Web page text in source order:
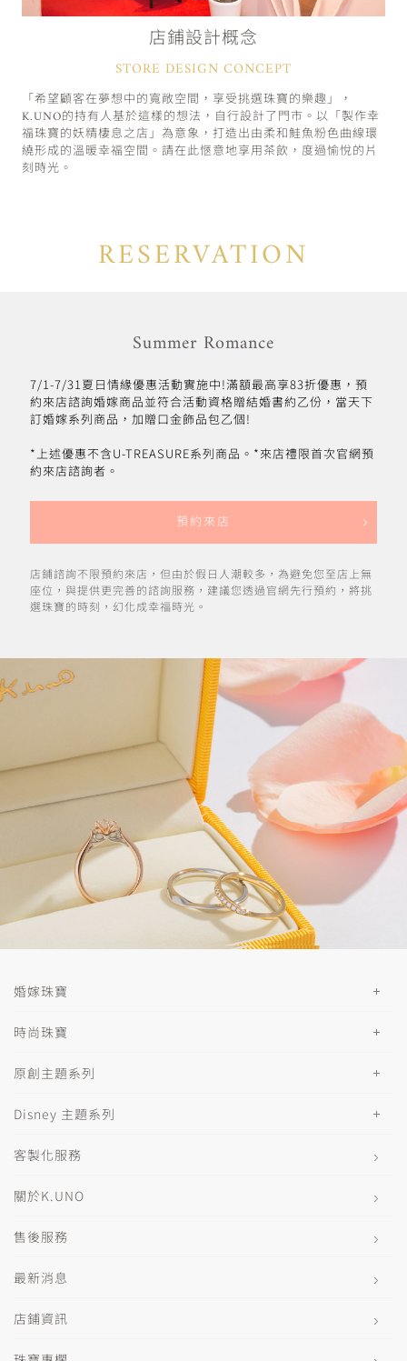
店鋪設計概念
STORE DESIGN CONCEPT
「希望顧客在夢想中的寬敞空間，享受挑選珠寶的樂趣」，
K.UNO的持有人基於這樣的想法，自行設計了門市。以「製作幸
福珠寶的妖精棲息之店」為意象，打造出由柔和鮭魚粉色曲線環
繞形成的溫暖幸福空間。請在此愜意地享用茶飲，度過愉悅的片
刻時光。
RESERVATION
Summer Romance
7/1-7/31夏日情緣優惠活動實施中!滿額最高享83折優惠，預
約來店諮詢婚嫁商品並符合活動資格贈結婚書約乙份，當天下
訂婚嫁系列商品，加贈口金飾品包乙個!
*上述優惠不含U-TREASURE系列商品。*來店禮限首次官網預
約來店諮詢者。
預約來店
店鋪諮詢不限預約來店，但由於假日人潮較多，為避免您至店上無
座位，與提供更完善的諮詢服務，建議您透過官網先行預約，將挑
選珠寶的時刻，幻化成幸福時光。
婚嫁珠寶
時尚珠寶
原創主題系列
Disney 主題系列
客製化服務
關於K.UNO
售後服務
最新消息
店鋪資訊